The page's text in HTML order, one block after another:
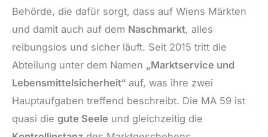
Behörde, die dafür sorgt, dass auf Wiens Märkten
und damit auch auf dem Naschmarkt, alles
reibungslos und sicher läuft. Seit 2015 tritt die
Abteilung unter dem Namen „Marktservice und
Lebensmittelsicherheit“ auf, was ihre zwei
Hauptaufgaben treffend beschreibt. Die MA 59 ist
quasi die gute Seele und gleichzeitig die